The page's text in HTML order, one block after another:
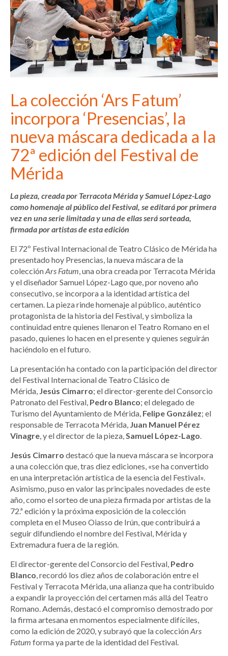
La colección ‘Ars Fatum’
incorpora ‘Presencias’, la
nueva máscara dedicada a la
72ª edición del Festival de
Mérida
La pieza, creada por Terracota Mérida y Samuel López-Lago
como homenaje al público del Festival, se editará por primera
vez en una serie limitada y una de ellas será sorteada,
firmada por artistas de esta edición
El 72º Festival Internacional de Teatro Clásico de Mérida ha
presentado hoy Presencias, la nueva máscara de la
colecciónArs Fatum, una obra creada por Terracota Mérida
y el diseñador Samuel López-Lago que, por noveno año
consecutivo, se incorpora a la identidad artística del
certamen. La pieza rinde homenaje al público, auténtico
protagonista de la historia del Festival, y simboliza la
continuidad entre quienes llenaron el Teatro Romano en el
pasado, quienes lo hacen en el presente y quienes seguirán
haciéndolo en el futuro.
La presentación ha contado con la participación del director
del Festival Internacional de Teatro Clásico de
Mérida, Jesús Cimarro; el director-gerente del Consorcio
Patronato del Festival, Pedro Blanco; el delegado de
Turismo del Ayuntamiento de Mérida, Felipe González; el
responsable de Terracota Mérida, Juan Manuel Pérez
Vinagre, y el director de la pieza,Samuel López-Lago.
Jesús Cimarro destacó que la nueva máscara se incorpora
a una colección que, tras diez ediciones, «se ha convertido
en una interpretación artística de la esencia del Festival».
Asimismo, puso en valor las principales novedades de este
año, como el sorteo de una pieza firmada por artistas de la
72.ª edición y la próxima exposición de la colección
completa en el Museo Oiasso de Irún, que contribuirá a
seguir difundiendo el nombre del Festival, Mérida y
Extremadura fuera de la región.
El director-gerente del Consorcio del Festival, Pedro
Blanco, recordó los diez años de colaboración entre el
Festival y Terracota Mérida, una alianza que ha contribuido
a expandir la proyección del certamen más allá del Teatro
Romano. Además, destacó el compromiso demostrado por
la firma artesana en momentos especialmente difíciles,
como la edición de 2020, y subrayó que la colecciónArs
Fatum forma ya parte de la identidad del Festival.